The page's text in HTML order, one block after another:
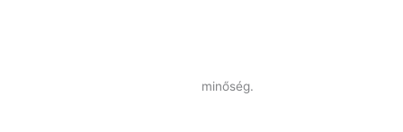
minőség.